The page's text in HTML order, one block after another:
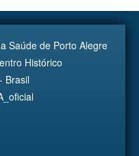
Saúde de Porto Alegre
Histórico
Brasil